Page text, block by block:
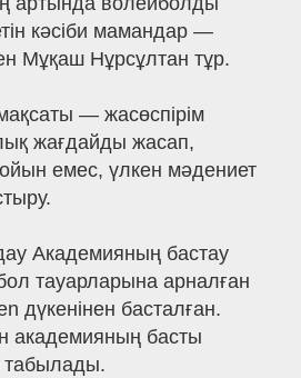
кәсіби мамандар —
Мұқаш Нұрсұлтан тұр.
— жасөспірім
жағдайды жасап,
емес, үлкен мәдениет
Академияның бастау
тауарларына арналған
дүкенінен басталған.
академияның басты
табылады.